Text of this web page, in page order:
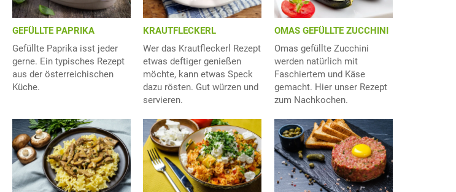
GEFÜLLTE PAPRIKA
Gefüllte Paprika isst jeder
gerne. Ein typisches Rezept
aus der österreichischen
Küche.
KRAUTFLECKERL
Wer das Krautfleckerl Rezept
etwas deftiger genießen
möchte, kann etwas Speck
dazu rösten. Gut würzen und
servieren.
OMAS GEFÜLLTE ZUCCHINI
Omas gefüllte Zucchini
werden natürlich mit
Faschiertem und Käse
gemacht. Hier unser Rezept
zum Nachkochen.